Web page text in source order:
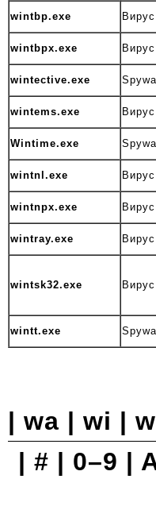
wintbp.exe
Вирус
wintbpx.exe Вирус
wintective.exe
wintems.exe Вирус
Wintime.exe
wintnl.exe Вирус
wintnpx.exe Вирус
wintray.exe Вирус
wintsk32.exe Вирус
wintt.exe
| wa | wi |
| # | 0–9 |